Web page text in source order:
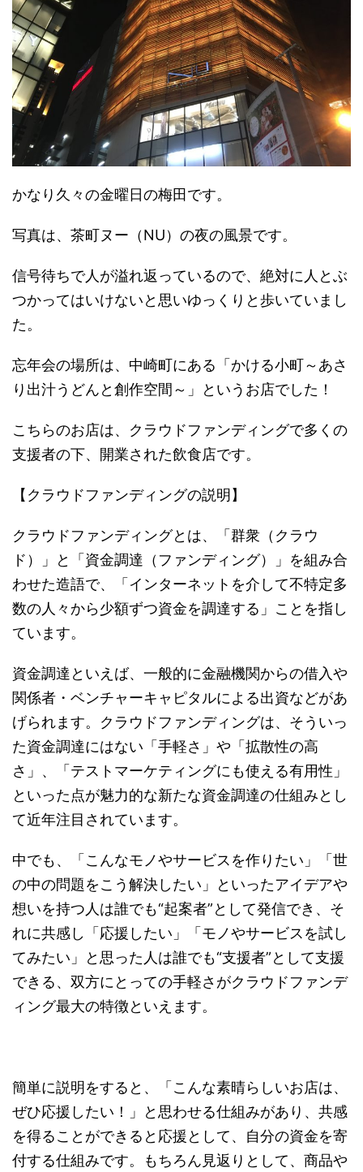
かなり久々の金曜日の梅田です。
写真は、茶町ヌー（NU）の夜の風景です。
信号待ちで人が溢れ返っているので、絶対に人とぶ
つかってはいけないと思いゆっくりと歩いていまし
た。
忘年会の場所は、中崎町にある「かける小町～あさ
り出汁うどんと創作空間～」というお店でした！
こちらのお店は、クラウドファンディングで多くの
支援者の下、開業された飲食店です。
【クラウドファンディングの説明】
クラウドファンディングとは、「群衆（クラウ
ド）」と「資金調達（ファンディング）」を組み合
わせた造語で、「インターネットを介して不特定多
数の人々から少額ずつ資金を調達する」ことを指し
ています。
資金調達といえば、一般的に金融機関からの借入や
関係者・ベンチャーキャピタルによる出資などがあ
げられます。クラウドファンディングは、そういっ
た資金調達にはない「手軽さ」や「拡散性の高
さ」、「テストマーケティングにも使える有用性」
といった点が魅力的な新たな資金調達の仕組みとし
て近年注目されています。
中でも、「こんなモノやサービスを作りたい」「世
の中の問題をこう解決したい」といったアイデアや
想いを持つ人は誰でも“起案者”として発信でき、そ
れに共感し「応援したい」「モノやサービスを試し
てみたい」と思った人は誰でも“支援者”として支援
できる、双方にとっての手軽さがクラウドファンデ
ィング最大の特徴といえます。
簡単に説明をすると、「こんな素晴らしいお店は、
ぜひ応援したい！」と思わせる仕組みがあり、共感
を得ることができると応援として、自分の資金を寄
付する仕組みです。もちろん見返りとして、商品や